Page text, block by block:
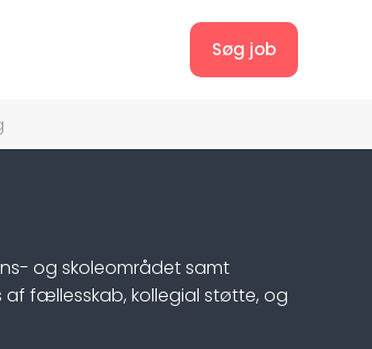
Søg job
og skoleområdet samt
fællesskab, kollegial støtte, og